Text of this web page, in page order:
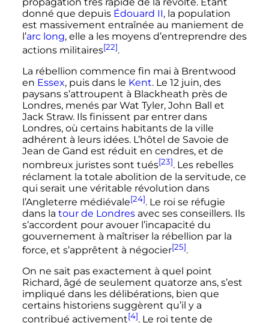
donné que depuis Édouard II, la population
est massivement entraînée au maniement de
l’arc long, elle a les moyens d’entreprendre des
actions militaires[22].
La rébellion commence fin mai à Brentwood
en Essex, puis dans le Kent. Le 12 juin, des
paysans s’attroupent à Blackheath près de
Londres, menés par Wat Tyler, John Ball et
Jack Straw. Ils finissent par entrer dans
Londres, où certains habitants de la ville
adhérent à leurs idées. L’hôtel de Savoie de
Jean de Gand est réduit en cendres, et de
nombreux juristes sont tués[23]. Les rebelles
réclament la totale abolition de la servitude, ce
qui serait une véritable révolution dans
l’Angleterre médiévale[24]. Le roi se réfugie
dans la tour de Londresavec ses conseillers. Ils
s’accordent pour avouer l’incapacité du
gouvernement à maîtriser la rébellion par la
force, et s’apprêtent à négocier[25].
On ne sait pas exactement à quel point
Richard, âgé de seulement quatorze ans, s’est
impliqué dans les délibérations, bien que
certains historiens suggèrent qu’il y a
contribué activement[4]. Le roi tente de